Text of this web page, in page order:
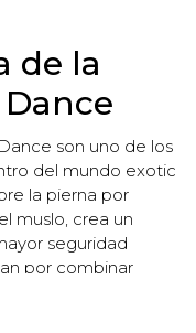
de la
son uno de los
del mundo exotic
la pierna por
muslo, crea un
seguridad
por combinar
y una estética